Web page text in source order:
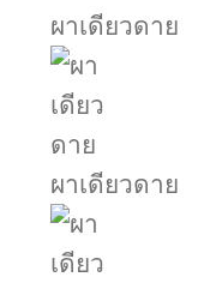
ผาเดียวดาย
ผาเดียวดาย